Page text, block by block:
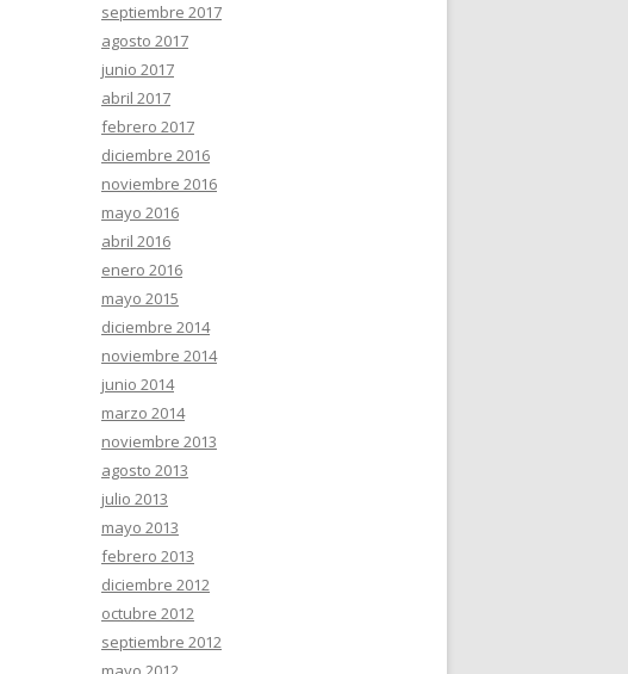
septiembre 2017
agosto 2017
junio 2017
abril 2017
febrero 2017
diciembre 2016
noviembre 2016
mayo 2016
abril 2016
enero 2016
mayo 2015
diciembre 2014
noviembre 2014
junio 2014
marzo 2014
noviembre 2013
agosto 2013
julio 2013
mayo 2013
febrero 2013
diciembre 2012
octubre 2012
septiembre 2012